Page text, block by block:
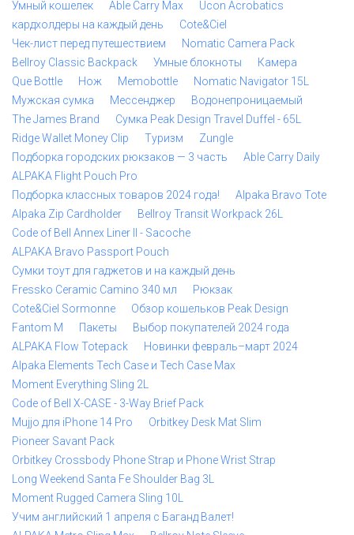
Умный кошелек Able Carry Max
Ucon Acrobatics
кардхолдеры на каждый день
Cote&Ciel
Чек-лист перед путешествием
Nomatic Camera Pack
Bellroy Classic Backpack
Умные блокноты
Камера
Que Bottle
Нож Memobottle
Nomatic Navigator 15L
Мужская сумка
Мессенджер
Водонепроницаемый
The James Brand
Сумка Peak Design Travel Duffel - 65L
Ridge Wallet Money Clip
Туризм
Zungle
Подборка городских рюкзаков — 3 часть
Able Carry Daily
ALPAKA Flight Pouch Pro
Подборка классных товаров 2024 года!
Alpaka Bravo Tote
Alpaka Zip Cardholder
Bellroy Transit Workpack 26L
Code of Bell Annex Liner II - Sacoche
ALPAKA Bravo Passport Pouch
Сумки тоут для гаджетов и на каждый день
Fressko Ceramic Camino 340 мл
Рюкзак
Cote&Ciel Sormonne
Обзор кошельков Peak Design
Fantom M
Пакеты
Выбор покупателей 2024 года
ALPAKA Flow Totepack
Новинки февраль–март 2024
Alpaka Elements Tech Case и Tech Case Max
Moment Everything Sling 2L
Code of Bell X-CASE - 3-Way Brief Pack
Mujjo для iPhone 14 Pro
Orbitkey Desk Mat Slim
Pioneer Savant Pack
Orbitkey Crossbody Phone Strap и Phone Wrist Strap
Long Weekend Santa Fe Shoulder Bag 3L
Moment Rugged Camera Sling 10L
Учим английский 1 апреля с Баганд Валет!